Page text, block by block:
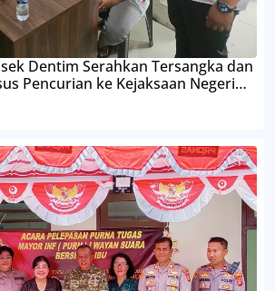
Dentim Serahkan Tersangka dan
Pencurian ke Kejaksaan Negeri